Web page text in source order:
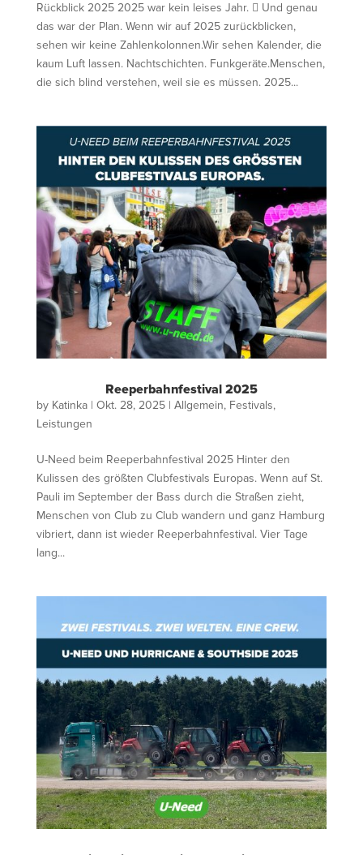
Rückblick 2025 2025 war kein leises Jahr.  Und genau
das war der Plan. Wenn wir auf 2025 zurückblicken,
sehen wir keine Zahlenkolonnen.Wir sehen Kalender, die
kaum Luft lassen. Nachtschichten. Funkgeräte.Menschen,
die sich blind verstehen, weil sie es müssen. 2025...
Reeperbahnfestival 2025
by Katinka| Okt. 28, 2025| Allgemein, Festivals,
Leistungen
U-Need beim Reeperbahnfestival 2025 Hinter den
Kulissen des größten Clubfestivals Europas. Wenn auf St.
Pauli im September der Bass durch die Straßen zieht,
Menschen von Club zu Club wandern und ganz Hamburg
vibriert, dann ist wieder Reeperbahnfestival. Vier Tage
lang...